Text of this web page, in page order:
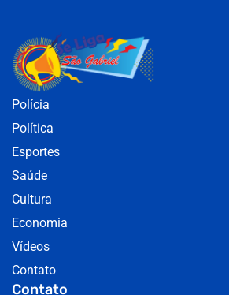
Polícia
Política
Esportes
Saúde
Cultura
Economia
Vídeos
Contato
Contato